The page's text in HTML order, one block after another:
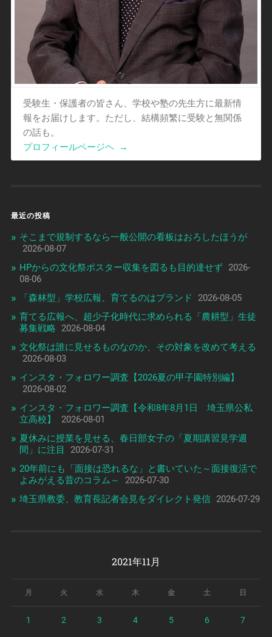
受験生・保護者の皆さん、学校や塾の先生方に最新情
報をお届けします。ただし、結構頻繁に受験と無関係
の話も。
プロフィールページヘ
→
最近の投稿
そこまで規制するなら一般公開の看板はおろしたほうが
2026-08-07
HPからの文化祭ポスター収集を図るも目的達せず 2026-
08-06
「森林型」学校広報、育てるのはブランド
2026-08-05
育てる広報へ、超少子化時代に求められる「農耕型」生徒
募集戦略
2026-08-04
文化祭は誰に見せるものなのか、その対象を改めて考える
2026-08-03
インスタ・フォロワー調査【2026夏の甲子園特別編】
2026-08-02
インスタ・フォロワー調査【令和8年8月1日 埼玉県公私
立高校】
2026-08-01
夏休みに授業を見せる、春日部女子の「夏期講習見学週
間」に注目
2026-07-31
20年前にも「面接は恐れるな」と書いていた～面接復活で
よみがえる昔のコラム～
2026-07-30
埼玉県教委、教育長記者会見をダイレクト発信 2026-07-29
2021年11月
月 火 水 木 金 土 日
1 2 3 4 5 6 7